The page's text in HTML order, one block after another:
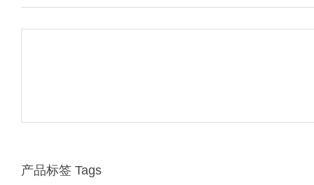
产品标签 Tags